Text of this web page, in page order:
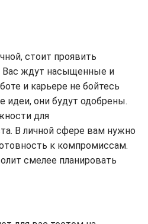
стоит проявить
Вас ждут насыщенные и
и карьере не бойтесь
идеи, они будут одобрены.
для
В личной сфере вам нужно
к компромиссам.
смелее планировать